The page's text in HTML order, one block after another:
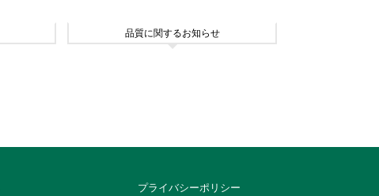
品質に関するお知らせ
プライバシーポリシー